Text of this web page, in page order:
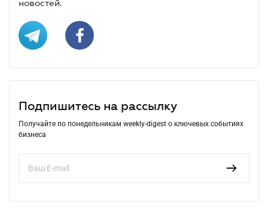
новостей.
Подпишитесь на рассылку
Получайте по понедельникам weekly-digest о ключевых событиях
бизнеса